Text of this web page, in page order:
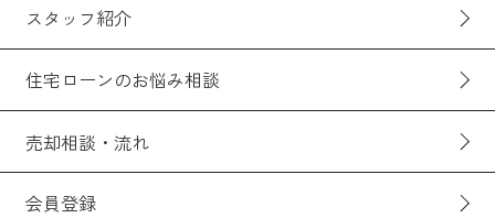
スタッフ紹介
住宅ローンのお悩み相談
売却相談・流れ
会員登録